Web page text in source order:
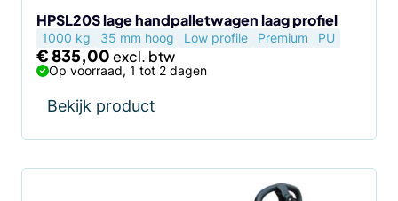
HPSL20S lage handpalletwagen laag profiel
1000 kg 35 mm hoog Low profile Premium PU
€835,00
Op voorraad, 1 tot 2 dagen
Bekijk product